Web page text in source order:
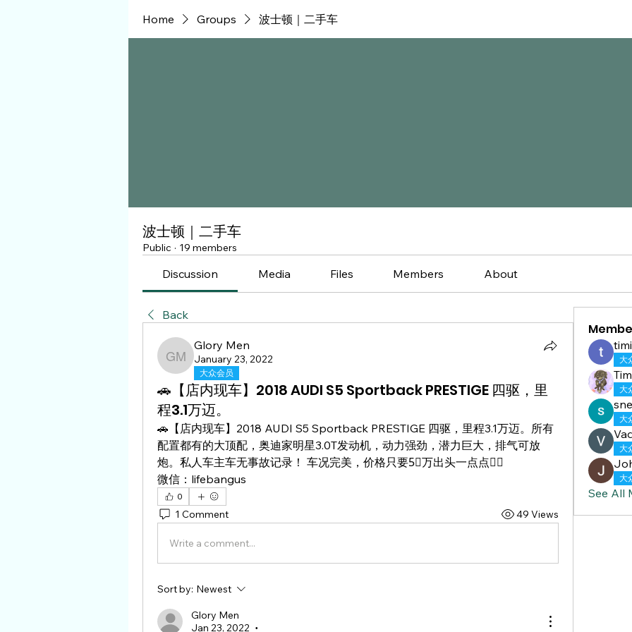
Home Groups 波士顿｜二手车
波士顿｜二手车
Public · 19 members
Discussion Media Files Members About
Back
Glory Men
Glory Men
January 23, 2022
大众会员
🚗【店内现车】2018 AUDI S5 Sportback PRESTIGE 四驱，里
程3.1万迈。
🚗【店内现车】2018 AUDI S5 Sportback PRESTIGE 四驱，里程3.1万迈。所有
配置都有的大顶配，奥迪家明星3.0T发动机，动力强劲，潜力巨大，排气可放
炮。私人车主车无事故记录！ 车况完美，价格只要5⃣️万出头一点点🙋‍♀️
微信：lifebangus
0
1 Comment 49 Views
Write a comment...
Sort by: Newest
Glory Men
Jan 23, 2022
•
大
大
大
大
大
See All